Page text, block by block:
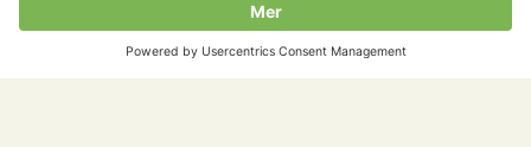
Allmänna villkor